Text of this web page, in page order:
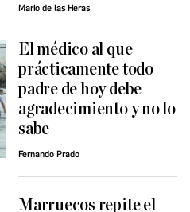
Mario de las Heras
El médico al que
prácticamente todo
padre de hoy debe
agradecimiento y no lo
sabe
Fernando Prado
Marruecos repite el